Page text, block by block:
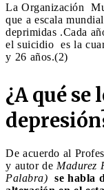
La Organización
que a escala
deprimidas .Cada
el suicidio es la
y 26 años.(2)
¿A qué se
De acuerdo al
y autor de Madurez
Palabra) se habla